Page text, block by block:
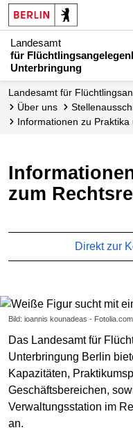
Landesamt
für
Unterbringung
Landesamt für
Über uns
Informationen zu
Informationen zu Praktika und
zum
Direkt zur
Bild: ioannis kounadeas - Fotolia.com
Das Landesamt für
Unterbringung Berlin
Kapazitäten,
Geschäftsbereichen,
Verwaltungsstation im
an.